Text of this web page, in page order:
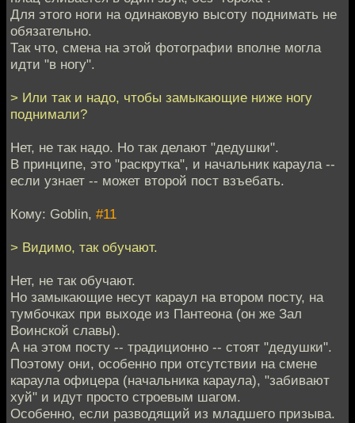
Для этого ноги на одинаковую высоту поднимать не
обязательно.
Так что, смена на этой фотографии вполне могла
идти "в ногу".
> Или так и надо, чтобы замыкающие ниже ногу
поднимали?
Нет, не так надо. Но так делают "дедушки".
В принципе, это "раскрутка", и начальник караула --
если узнает -- может второй пост взъебать.
Кому: Goblin, #11
> Видимо, так обучают.
Нет, не так обучают.
Но замыкающие несут караул на втором посту, на
тумбочках при выходе из Пантеона (он же Зал
Воинской славы).
А на этом посту -- традиционно -- стоят "дедушки".
Поэтому они, особенно при отсутствии на смене
караула офицера (начальника караула), "забивают
хуй" и идут просто строевым шагом.
Особенно, если разводящий из младшего призыва.